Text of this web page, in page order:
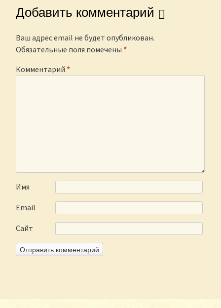
Добавить комментарий
Ваш адрес email не будет опубликован.
Обязательные поля помечены *
Комментарий *
Имя
Email
Сайт